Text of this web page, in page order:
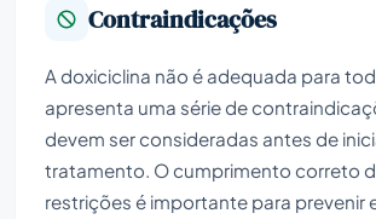
Contraindicações
A doxiciclina não é adequada para
apresenta uma série de
devem ser consideradas antes de
tratamento. O cumprimento correto
restrições é importante para prevenir